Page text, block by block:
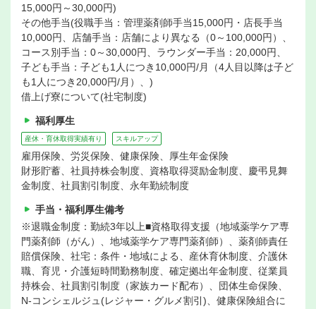
15,000円～30,000円)
その他手当(役職手当：管理薬剤師手当15,000円・店長手当
10,000円、店舗手当：店舗により異なる（0～100,000円）、
コース別手当：0～30,000円、ラウンダー手当：20,000円、
子ども手当：子ども1人につき10,000円/月（4人目以降は子ど
も1人につき20,000円/月）、)
借上げ寮について(社宅制度)
福利厚生
産休・育休取得実績有り スキルアップ
雇用保険、労災保険、健康保険、厚生年金保険
財形貯蓄、社員持株会制度、資格取得奨励金制度、慶弔見舞
金制度、社員割引制度、永年勤続制度
手当・福利厚生備考
※退職金制度：勤続3年以上■資格取得支援（地域薬学ケア専
門薬剤師（がん）、地域薬学ケア専門薬剤師）、薬剤師責任
賠償保険、社宅：条件・地域による、産休育休制度、介護休
職、育児・介護短時間勤務制度、確定拠出年金制度、従業員
持株会、社員割引制度（家族カード配布）、団体生命保険、
N-コンシェルジュ(レジャー・グルメ割引)、健康保険組合に